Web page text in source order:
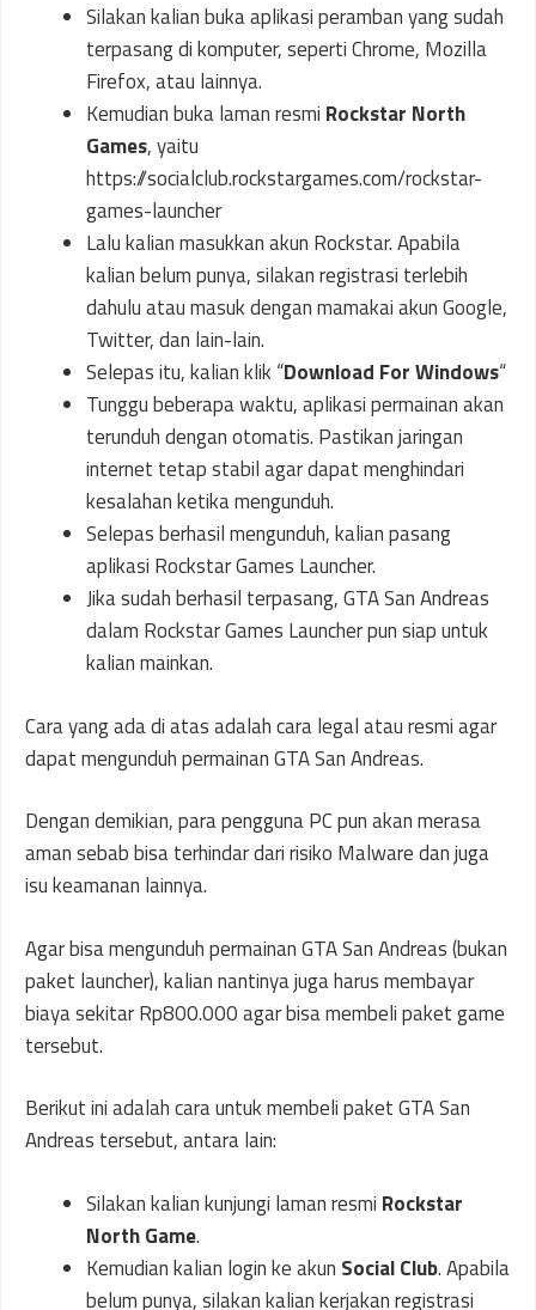
Silakan kalian buka aplikasi peramban yang sudah
terpasang di komputer, seperti Chrome, Mozilla
Firefox, atau lainnya.
Kemudian buka laman resmi Rockstar North
Games, yaitu
https://socialclub.rockstargames.com/rockstar-
games-launcher
Lalu kalian masukkan akun Rockstar. Apabila
kalian belum punya, silakan registrasi terlebih
dahulu atau masuk dengan mamakai akun Google,
Twitter, dan lain-lain.
Selepas itu, kalian klik “Download For Windows“
Tunggu beberapa waktu, aplikasi permainan akan
terunduh dengan otomatis. Pastikan jaringan
internet tetap stabil agar dapat menghindari
kesalahan ketika mengunduh.
Selepas berhasil mengunduh, kalian pasang
aplikasi Rockstar Games Launcher.
Jika sudah berhasil terpasang, GTA San Andreas
dalam Rockstar Games Launcher pun siap untuk
kalian mainkan.
Cara yang ada di atas adalah cara legal atau resmi agar
dapat mengunduh permainan GTA San Andreas.
Dengan demikian, para pengguna PC pun akan merasa
aman sebab bisa terhindar dari risiko Malware dan juga
isu keamanan lainnya.
Agar bisa mengunduh permainan GTA San Andreas (bukan
paket launcher), kalian nantinya juga harus membayar
biaya sekitar Rp800.000 agar bisa membeli paket game
tersebut.
Berikut ini adalah cara untuk membeli paket GTA San
Andreas tersebut, antara lain:
Silakan kalian kunjungi laman resmi Rockstar
North Game.
Kemudian kalian login ke akun Social Club. Apabila
belum punya, silakan kalian kerjakan registrasi